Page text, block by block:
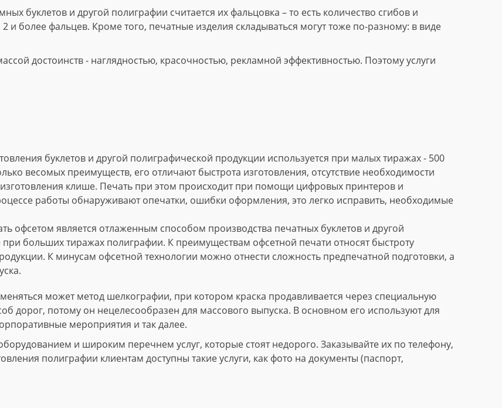
буклетов и другой полиграфии считается их фальцовка – то есть количество сгибов и
и более фальцев. Кроме того, печатные изделия складываться могут тоже по-разному: в виде
достоинств - наглядностью, красочностью, рекламной эффективностью. Поэтому услуги
буклетов и другой полиграфической продукции используется при малых тиражах - 500
весомых преимуществ, его отличают быстрота изготовления, отсутствие необходимости
клише. Печать при этом происходит при помощи цифровых принтеров и
работы обнаруживают опечатки, ошибки оформления, это легко исправить, необходимые
офсетом является отлаженным способом производства печатных буклетов и другой
больших тиражах полиграфии. К преимуществам офсетной печати относят быстроту
К минусам офсетной технологии можно отнести сложность предпечатной подготовки, а
может метод шелкографии, при котором краска продавливается через специальную
дорог, потому он нецелесообразен для массового выпуска. В основном его используют для
мероприятия и так далее.
и широким перечнем услуг, которые стоят недорого. Заказывайте их по телефону,
полиграфии клиентам доступны такие услуги, как фото на документы (паспорт,